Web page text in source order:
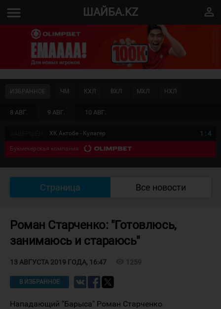
menu ШАЙБА.KZ perm_identity
8 АВГ. 9 АВГ. 10 АВГ.
ИЗБРАННОЕ ЧМ КХЛ ВХЛ МХЛ НХЛ
ХК Актобе - Кулагер 1 : 4
Букмекерская компания
Страница Все новости
Роман Старченко: "Готовлюсь,
занимаюсь и стараюсь"
13 АВГУСТА 2019 ГОДА, 16:47 1259
В ИЗБРАННОЕ
Нападающий "Барыса" Роман Старченко